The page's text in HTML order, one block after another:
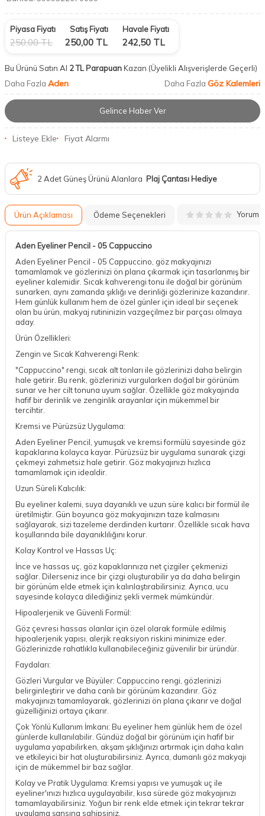
Piyasa Fiyatı
250,00TL
Satış Fiyatı
250,00 TL
Havale Fiyatı
242,50 TL
Bu Ürünü Satın Al 2 TL ParapuanKazan (Üyelikli Alışverişlerde Geçerli)
Daha Fazla Aden Daha Fazla Göz Kalemleri
Gelince Haber Ver
Listeye Ekle Fiyat Alarmı
2 Adet Güneş Ürünü Alanlara Plaj Çantası Hediye
Ürün Açıklaması Ödeme Seçenekleri Yorum
Aden Eyeliner Pencil - 05 Cappuccino
Aden Eyeliner Pencil - 05 Cappuccino, göz makyajınızı
tamamlamak ve gözlerinizi ön plana çıkarmak için tasarlanmış bir
eyeliner kalemidir. Sıcak kahverengi tonu ile doğal bir görünüm
sunarken, aynı zamanda şıklığı ve derinliği gözlerinize kazandırır.
Hem günlük kullanım hem de özel günler için ideal bir seçenek
olan bu ürün, makyaj rutininizin vazgeçilmez bir parçası olmaya
aday.
Ürün Özellikleri:
Zengin ve Sıcak Kahverengi Renk:
"Cappuccino" rengi, sıcak alt tonları ile gözlerinizi daha belirgin
hale getirir. Bu renk, gözlerinizi vurgularken doğal bir görünüm
sunar ve her cilt tonuna uyum sağlar. Özellikle göz makyajında
hafif bir derinlik ve zenginlik arayanlar için mükemmel bir
tercihtir.
Kremsi ve Pürüzsüz Uygulama:
Aden Eyeliner Pencil, yumuşak ve kremsi formülü sayesinde göz
kapaklarına kolayca kayar. Pürüzsüz bir uygulama sunarak çizgi
çekmeyi zahmetsiz hale getirir. Göz makyajınızı hızlıca
tamamlamak için idealdir.
Uzun Süreli Kalıcılık:
Bu eyeliner kalemi, suya dayanıklı ve uzun süre kalıcı bir formül ile
üretilmiştir. Gün boyunca göz makyajınızın taze kalmasını
sağlayarak, sizi tazeleme derdinden kurtarır. Özellikle sıcak hava
koşullarında bile dayanıklılığını korur.
Kolay Kontrol ve Hassas Uç:
İnce ve hassas uç, göz kapaklarınıza net çizgiler çekmenizi
sağlar. Dilerseniz ince bir çizgi oluşturabilir ya da daha belirgin
bir görünüm elde etmek için kalınlaştırabilirsiniz. Ayrıca, ucu
sayesinde kolayca dilediğiniz şekli vermek mümkündür.
Hipoalerjenik ve Güvenli Formül:
Göz çevresi hassas olanlar için özel olarak formüle edilmiş
hipoalerjenik yapısı, alerjik reaksiyon riskini minimize eder.
Gözlerinizde rahatlıkla kullanabileceğiniz güvenilir bir üründür.
Faydaları:
Gözleri Vurgular ve Büyüler: Cappuccino rengi, gözlerinizi
belirginleştirir ve daha canlı bir görünüm kazandırır. Göz
makyajınızı tamamlayarak, gözlerinizi ön plana çıkarır ve doğal
güzelliğinizi ortaya çıkarır.
Çok Yönlü Kullanım İmkanı: Bu eyeliner hem günlük hem de özel
günlerde kullanılabilir. Gündüz doğal bir görünüm için hafif bir
uygulama yapabilirken, akşam şıklığınızı artırmak için daha kalın
ve etkileyici bir hat oluşturabilirsiniz. Ayrıca, dumanlı göz makyajı
için de mükemmel bir baz sağlar.
Kolay ve Pratik Uygulama: Kremsi yapısı ve yumuşak uç ile
eyeliner'ınızı hızlıca uygulayabilir, kısa sürede göz makyajınızı
tamamlayabilirsiniz. Yoğun bir renk elde etmek için tekrar tekrar
uygulama şansına sahipsiniz.